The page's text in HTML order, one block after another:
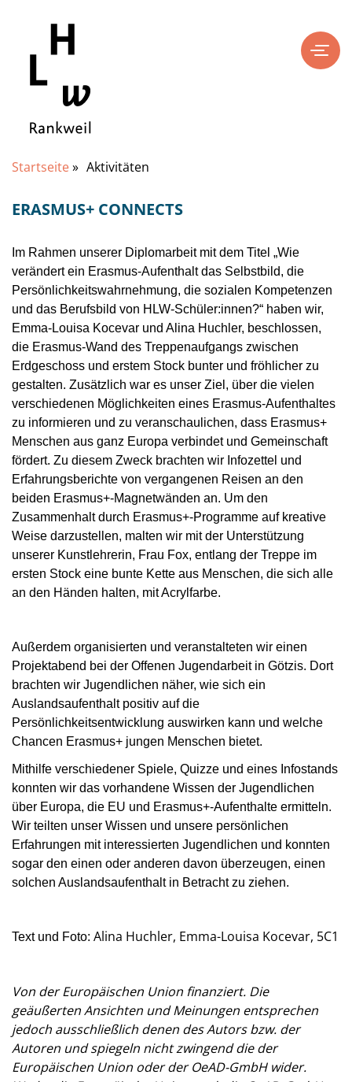
Startseite» Aktivitäten
ERASMUS+ CONNECTS
Im Rahmen unserer Diplomarbeit mit dem Titel „Wie
verändert ein Erasmus-Aufenthalt das Selbstbild, die
Persönlichkeitswahrnehmung, die sozialen Kompetenzen
und das Berufsbild von HLW-Schüler:innen?“ haben wir,
Emma-Louisa Kocevar und Alina Huchler, beschlossen,
die Erasmus-Wand des Treppenaufgangs zwischen
Erdgeschoss und erstem Stock bunter und fröhlicher zu
gestalten. Zusätzlich war es unser Ziel, über die vielen
verschiedenen Möglichkeiten eines Erasmus-Aufenthaltes
zu informieren und zu veranschaulichen, dass Erasmus+
Menschen aus ganz Europa verbindet und Gemeinschaft
fördert. Zu diesem Zweck brachten wir Infozettel und
Erfahrungsberichte von vergangenen Reisen an den
beiden Erasmus+-Magnetwänden an. Um den
Zusammenhalt durch Erasmus+-Programme auf kreative
Weise darzustellen, malten wir mit der Unterstützung
unserer Kunstlehrerin, Frau Fox, entlang der Treppe im
ersten Stock eine bunte Kette aus Menschen, die sich alle
an den Händen halten, mit Acrylfarbe.
Außerdem organisierten und veranstalteten wir einen
Projektabend bei der Offenen Jugendarbeit in Götzis. Dort
brachten wir Jugendlichen näher, wie sich ein
Auslandsaufenthalt positiv auf die
Persönlichkeitsentwicklung auswirken kann und welche
Chancen Erasmus+ jungen Menschen bietet.
Mithilfe verschiedener Spiele, Quizze und eines Infostands
konnten wir das vorhandene Wissen der Jugendlichen
über Europa, die EU und Erasmus+-Aufenthalte ermitteln.
Wir teilten unser Wissen und unsere persönlichen
Erfahrungen mit interessierten Jugendlichen und konnten
sogar den einen oder anderen davon überzeugen, einen
solchen Auslandsaufenthalt in Betracht zu ziehen.
Text und Foto: Alina Huchler, Emma-Louisa Kocevar, 5C1
Von der Europäischen Union finanziert. Die
geäußerten Ansichten und Meinungen entsprechen
jedoch ausschließlich denen des Autors bzw. der
Autoren und spiegeln nicht zwingend die der
Europäischen Union oder der OeAD-GmbH wider.